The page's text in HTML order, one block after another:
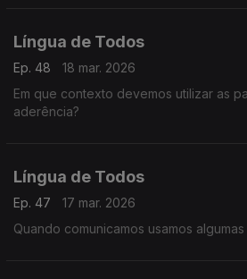
Língua de Todos
Ep. 48
18 mar. 2026
Em que contexto devemos utilizar as
aderência?
Língua de Todos
Ep. 47
17 mar. 2026
Quando comunicamos usamos